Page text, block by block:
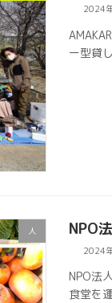
2024
ー型貸
人 NPO
2024
NPO法
食堂を